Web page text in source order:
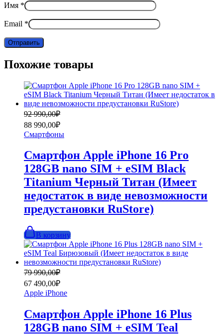
Имя *
Email *
Похожие товары
92 990,00₽
Первоначальная
цена
составляла
92
990,00₽.
88 990,00₽
Текущая
цена:
88
990,00₽.
Смартфоны
Смартфон Apple iPhone 16 Pro
128GB nano SIM + eSIM Black
Titanium Черный Титан (Имеет
недостаток в виде невозможности
предустановки RuStore)
В корзину
79 990,00₽
Первоначальная
цена
составляла
79
67 490,00₽
Текущая
цена:
67
490,00₽.
Apple iPhone
Смартфон Apple iPhone 16 Plus
128GB nano SIM + eSIM Teal